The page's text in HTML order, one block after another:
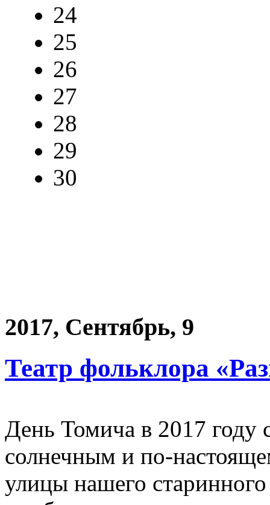
24
25
26
27
28
29
30
2017, Сентябрь, 9
Театр фольклора
День Томича в 2017 году
солнечным и по-
улицы нашего